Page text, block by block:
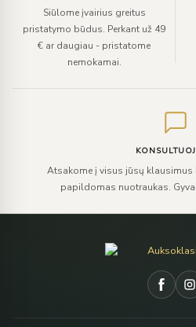
Siūlome įvairius greitus
pristatymo būdus. Perkant už 49
€ ar daugiau - pristatome
nemokamai.
Atsakome į visus jūsų klausimus
papildomas nuotraukas.